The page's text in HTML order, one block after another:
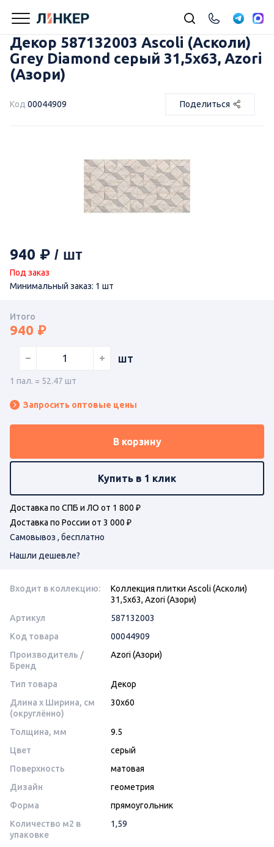
Декор 587132003 Ascoli (Асколи)
Grey Diamond серый 31,5х63, Azori
(Азори)
Код 00044909 Поделиться
940
Под заказ
Минимальный заказ: 1 шт
Итого
940
шт
1 пал. = 52.47 шт
Запросить оптовые цены
В корзину
Купить в 1 клик
Доставка по СПБ и ЛО от 1 800 ₽
Доставка по России от 3 000 ₽
Самовывоз , бесплатно
Нашли дешевле?
Входит в коллекцию:
Коллекция плитки Ascoli (Асколи)
31,5х63, Azori (Азори)
Артикул
587132003
Код товара
00044909
Производитель /
Бренд
Azori (Азори)
Тип товара
Декор
Длина x Ширина, см
(округлённо)
30x60
Толщина, мм
9.5
Цвет
серый
Поверхность
матовая
Дизайн
геометрия
Форма
прямоугольник
Количество м2 в
упаковке
1,59